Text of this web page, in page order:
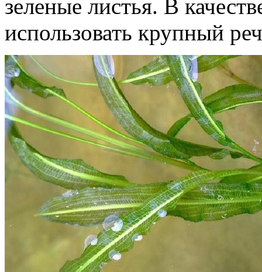
зеленые листья. В
использовать крупный